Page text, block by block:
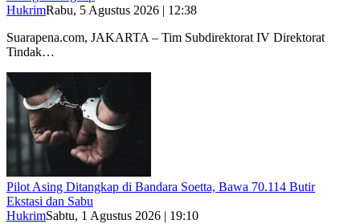
HukrimRabu, 5 Agustus 2026 | 12:38
Suarapena.com, JAKARTA – Tim Subdirektorat IV Direktorat
Tindak…
Pilot Asing Ditangkap di Bandara Soetta, Bawa 70.114 Butir
Ekstasi dan Sabu
HukrimSabtu, 1 Agustus 2026 | 19:10